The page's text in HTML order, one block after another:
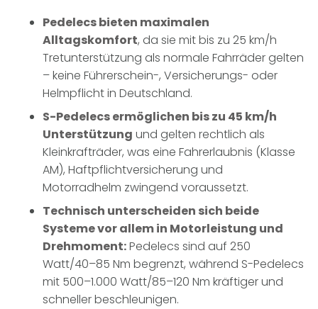
Pedelecs bieten maximalen
Alltagskomfort, da sie mit bis zu 25 km/h
Tretunterstützung als normale Fahrräder gelten
– keine Führerschein-, Versicherungs- oder
Helmpflicht in Deutschland.
S-Pedelecs ermöglichen bis zu 45 km/h
Unterstützung und gelten rechtlich als
Kleinkrafträder, was eine Fahrerlaubnis (Klasse
AM), Haftpflichtversicherung und
Motorradhelm zwingend voraussetzt.
Technisch unterscheiden sich beide
Systeme vor allem in Motorleistung und
Drehmoment:Pedelecs sind auf 250
Watt/40–85 Nm begrenzt, während S-Pedelecs
mit 500–1.000 Watt/85–120 Nm kräftiger und
schneller beschleunigen.